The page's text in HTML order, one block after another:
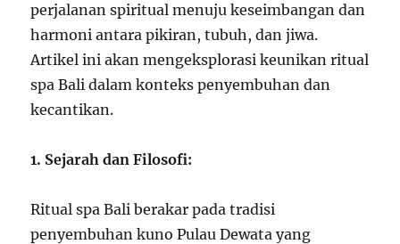
perjalanan spiritual menuju keseimbangan dan
harmoni antara pikiran, tubuh, dan jiwa.
Artikel ini akan mengeksplorasi keunikan ritual
spa Bali dalam konteks penyembuhan dan
kecantikan.
1. Sejarah dan Filosofi:
Ritual spa Bali berakar pada tradisi
penyembuhan kuno Pulau Dewata yang